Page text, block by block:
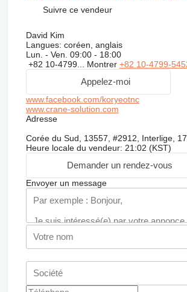
Suivre ce vendeur
David Kim
Langues: coréen, anglais
Lun. - Ven. 09:00 - 18:00
+82 10-4799... Montrer +82 10-4799-
Appelez-moi
www.facebook.com/koryeotnc
www.crane-solution.com
Adresse
Corée du Sud, 13557, #2912, Interlige,
Heure locale du vendeur: 21:02 (KST)
Demander un rendez-vous
Envoyer un message